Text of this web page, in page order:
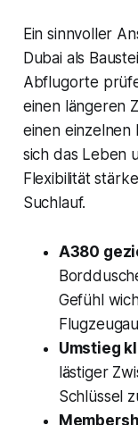
Ein sinnvoller
Dubai als
Abflugorte
einen längeren
einen einzelnen
sich das Leben
Flexibilität
Suchlauf.
A380
Gefühl
Umstieg
lästiger
Schlüssel